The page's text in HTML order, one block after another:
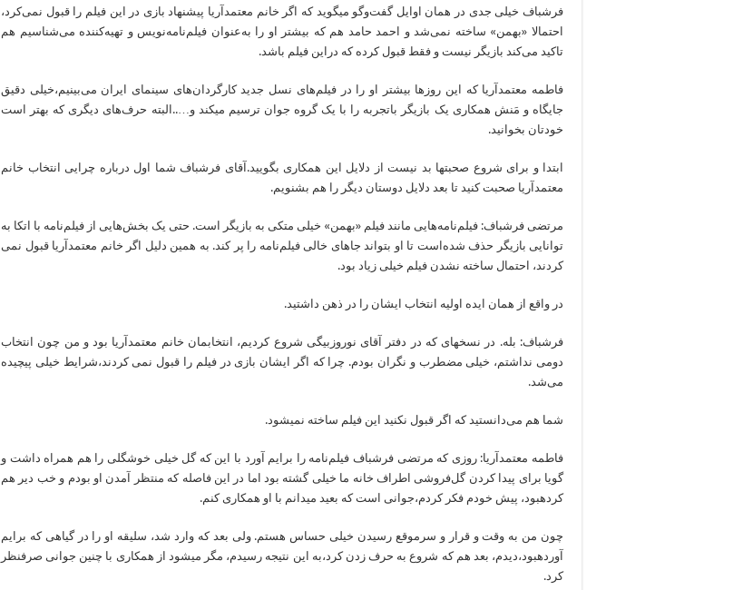
فرشباف خیلی جدی در همان اوایل گفت‌وگو می‎گوید که اگر خانم معتمدآریا پیشنهاد بازی در این فیلم را قبول نمی‌کرد،
احتمالا «بهمن» ساخته نمی‌شد و احمد حامد هم که بیشتر او را به‌عنوان فیلم‌نامه‌نویس و تهیه‌کننده می‌شناسیم هم
تاکید می‌کند بازیگر نیست و فقط قبول کرده که دراین فیلم باشد.
فاطمه معتمدآریا که این روزها بیشتر او را در فیلم‌های نسل جدید کارگردان‌های سینمای ایران می‌بینیم،خیلی دقیق
جایگاه و مَنش همکاری یک بازیگر باتجربه را با یک گروه جوان ترسیم می‎کند و…..البته حرف‌های دیگری که بهتر است
خودتان بخوانید.
ابتدا و برای شروع صحبت‎ها بد نیست از دلایل این همکاری بگویید.آقای فرشباف شما اول درباره چرایی انتخاب خانم
معتمدآریا صحبت کنید تا بعد دلایل دوستان دیگر را هم بشنویم.
مرتضی فرشباف: فیلم‌نامه‌هایی مانند فیلم «بهمن» خیلی متکی به بازیگر است. حتی یک بخش‌هایی از فیلم‌نامه با اتکا به
توانایی بازیگر حذف شده‌است تا او بتواند جاهای خالی فیلم‌نامه را پر کند. به همین دلیل اگر خانم معتمدآریا قبول نمی
کردند، احتمال ساخته نشدن فیلم خیلی زیاد بود.
در واقع از همان ایده اولیه انتخاب ایشان را در ذهن داشتید.
فرشباف: بله. در نسخه‎ای که در دفتر آقای نوروزبیگی شروع کردیم، انتخاب‎مان خانم معتمدآریا بود و من چون انتخاب
دومی نداشتم، خیلی مضطرب و نگران بودم. چرا که اگر ایشان بازی در فیلم را قبول نمی کردند،شرایط خیلی پیچیده
می‌شد.
شما هم می‌دانستید که اگر قبول نکنید این فیلم ساخته نمی‎شود.
فاطمه معتمدآریا: روزی که مرتضی فرشباف فیلم‌نامه را برایم آورد با این که گل خیلی خوشگلی را هم همراه داشت و
گویا برای پیدا کردن گل‌فروشی اطراف خانه ما خیلی گشته بود اما در این فاصله که منتظر آمدن او بودم و خب دیر هم
کرده‎بود، پیش خودم فکر کردم،جوانی است که بعید می‎دانم با او همکاری کنم.
چون من به وقت و قرار و سرموقع رسیدن خیلی حساس هستم. ولی بعد که وارد شد، سلیقه او را در گیاهی که برایم
آورده‎بود،دیدم، بعد هم که شروع به حرف زدن کرد،به این نتیجه رسیدم، مگر می‎شود از همکاری با چنین جوانی صرف‎نظر
کرد.